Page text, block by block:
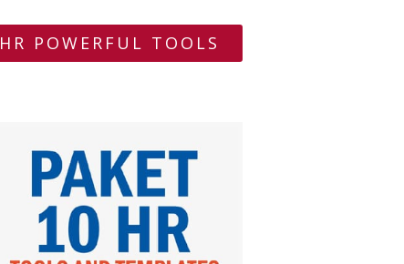
HR POWERFUL TOOLS